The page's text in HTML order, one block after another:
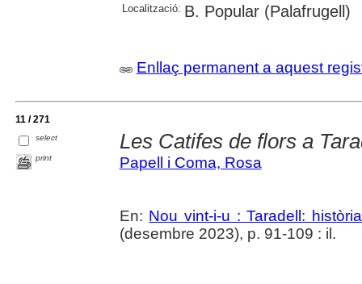
Localització: B. Popular (Palafrugell)
Enllaç permanent a aquest
11 / 271
select
print
Les Catifes de flors a
Papell i Coma, Rosa
En: Nou vint-i-u : Taradell:
(desembre 2023), p. 91-109 : il.